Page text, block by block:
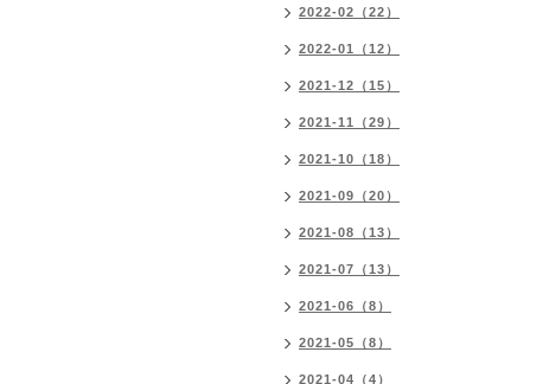
2022-02（22）
2022-01（12）
2021-12（15）
2021-11（29）
2021-10（18）
2021-09（20）
2021-08（13）
2021-07（13）
2021-06（8）
2021-05（8）
2021-04（4）